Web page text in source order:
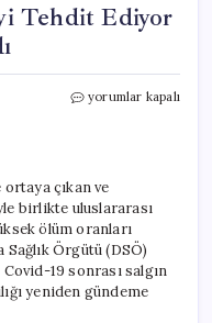
Tehdit Ediyor
Ebola
mu?
Uzmanlar
Yanıtladı
için
yorumlar kapalı
çıkan ve
birlikte uluslararası
ölüm oranları
Sağlık Örgütü (DSÖ)
19 sonrası salgın
yeniden gündeme